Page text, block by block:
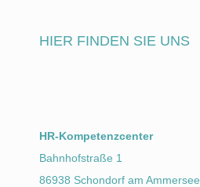
HIER FINDEN SIE UNS
HR-Kompetenzcenter
Bahnhofstraße 1
86938 Schondorf am Ammersee